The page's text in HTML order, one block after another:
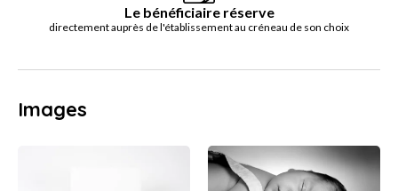
Le bénéficiaire réserve
directement auprès de l'établissement au créneau de son choix
Images